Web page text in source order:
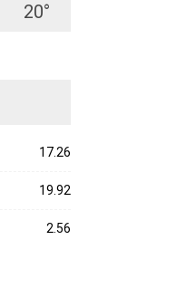
20°
17.26
19.92
2.56